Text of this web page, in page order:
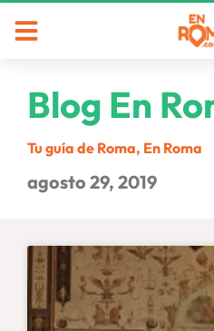
Blog En
Tu guía de Roma, En Roma
agosto 29, 2019